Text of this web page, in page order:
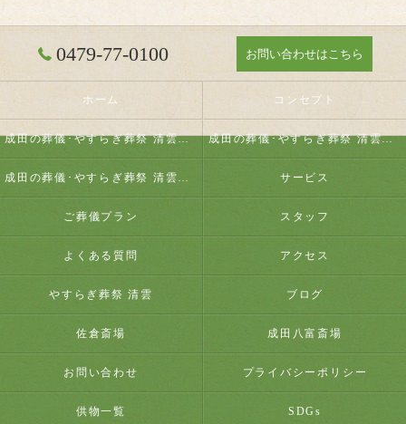
0479-77-0100 お問い合わせはこちら
ホーム コンセプト
成田の葬儀･やすらぎ葬祭 清雲の口コミ情報 成田の葬儀･やすらぎ葬祭 清雲の評判
成田の葬儀･やすらぎ葬祭 清雲のお客様の声 サービス
ご葬儀プラン スタッフ
よくある質問 アクセス
やすらぎ葬祭 清雲 ブログ
佐倉斎場 成田八富斎場
お問い合わせ プライバシーポリシー
供物一覧 SDGs